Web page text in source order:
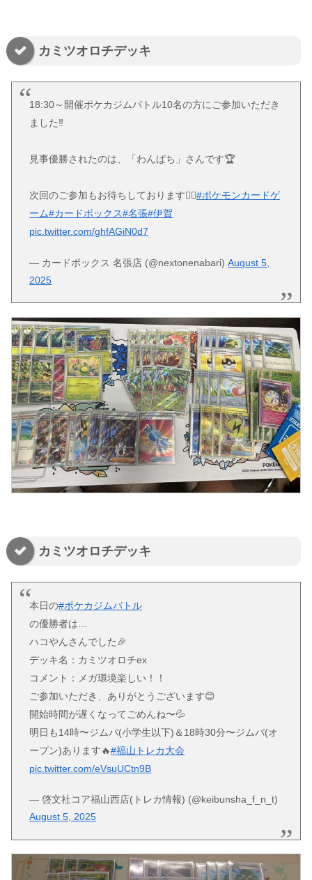
カミツオロチデッキ
18:30～開催ポケカジムバトル10名の方にご参加いただき
ました‼
見事優勝されたのは、「わんぱち」さんです🏆
次回のご参加もお待ちしております🙇‍♂️#ポケモンカードゲ
ーム#カードボックス#名張#伊賀
pic.twitter.com/ghfAGiN0d7
— カードボックス 名張店 (@nextonenabari)August 5,
2025
カミツオロチデッキ
本日の#ポケカジムバトル
の優勝者は…
ハコやんさんでした🎉
デッキ名：カミツオロチex
コメント：メガ環境楽しい！！
ご参加いただき、ありがとうございます😊
開始時間が遅くなってごめんね〜💦
明日も14時〜ジムバ(小学生以下)＆18時30分〜ジムバ(オ
ープン)あります🔥#福山トレカ大会
pic.twitter.com/eVsuUCtn9B
— 啓文社コア福山西店(トレカ情報) (@keibunsha_f_n_t)
August 5, 2025